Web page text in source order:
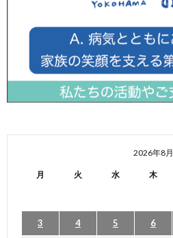
2026年8月
月 火 水 木
3 4 5 6